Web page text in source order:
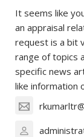
It seems like
an appraisal
request is a bit
range of topics
specific news
like information